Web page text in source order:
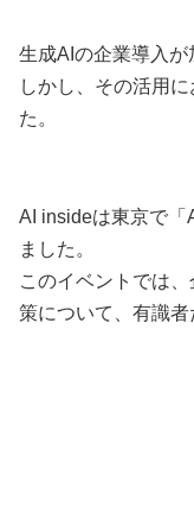
生成AIの企業導入が
しかし、その活用
た。
AI insideは東京で「
ました。
このイベントでは
策について、有識者